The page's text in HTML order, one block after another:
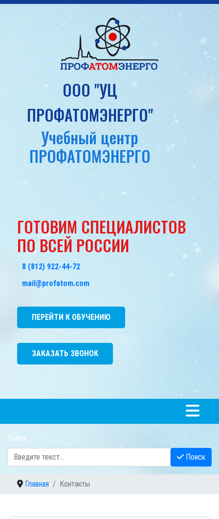
ООО "УЦ
ПРОФАТОМЭНЕРГО"
Учебный центр
ПРОФАТОМЭНЕРГО
ГОТОВИМ СПЕЦИАЛИСТОВ
ПО ВСЕЙ РОССИИ
8 (812) 922-44-72
mail@profatom.com
ПЕРЕЙТИ К ОБУЧЕНИЮ
ЗАКАЗАТЬ ЗВОНОК
Поиск
Поиск
Главная Контакты